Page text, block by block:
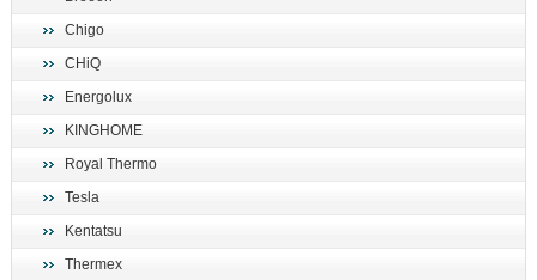
Chigo
CHiQ
Energolux
KINGHOME
Royal Thermo
Tesla
Kentatsu
Thermex